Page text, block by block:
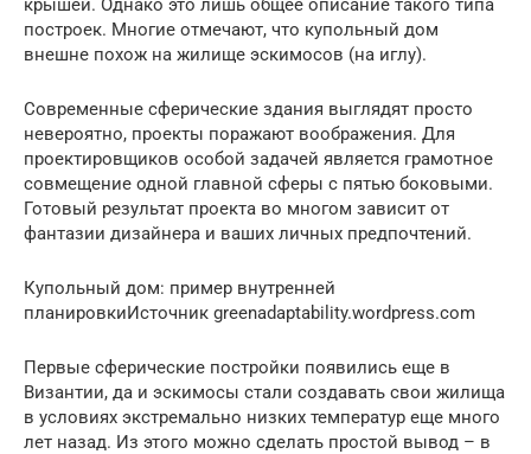
крышей. Однако это лишь общее описание такого типа
построек. Многие отмечают, что купольный дом
внешне похож на жилище эскимосов (на иглу).
Современные сферические здания выглядят просто
невероятно, проекты поражают воображения. Для
проектировщиков особой задачей является грамотное
совмещение одной главной сферы с пятью боковыми.
Готовый результат проекта во многом зависит от
фантазии дизайнера и ваших личных предпочтений.
Купольный дом: пример внутренней
планировкиИсточник greenadaptability.wordpress.com
Первые сферические постройки появились еще в
Византии, да и эскимосы стали создавать свои жилища
в условиях экстремально низких температур еще много
лет назад. Из этого можно сделать простой вывод – в